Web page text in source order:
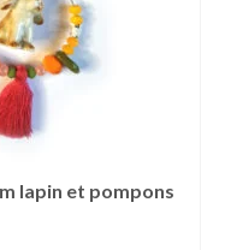
lapin et pompons